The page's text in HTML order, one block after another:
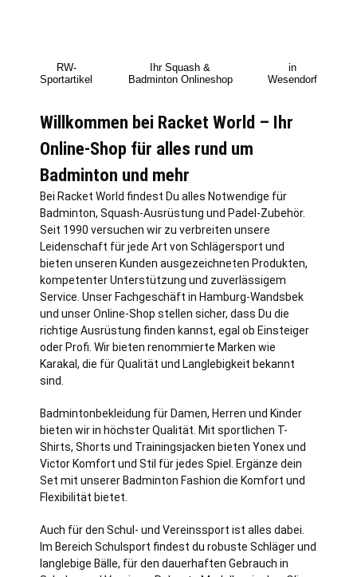
RW-
Sportartikel
Ihr Squash &
Badminton Onlineshop
in
Wesendorf
Willkommen bei Racket World – Ihr
Online-Shop für alles rund um
Badminton und mehr
Bei Racket World findest Du alles Notwendige für
Badminton, Squash-Ausrüstung und Padel-Zubehör.
Seit 1990 versuchen wir zu verbreiten unsere
Leidenschaft für jede Art von Schlägersport und
bieten unseren Kunden ausgezeichneten Produkten,
kompetenter Unterstützung und zuverlässigem
Service. Unser Fachgeschäft in Hamburg-Wandsbek
und unser Online-Shop stellen sicher, dass Du die
richtige Ausrüstung finden kannst, egal ob Einsteiger
oder Profi. Wir bieten renommierte Marken wie
Karakal, die für Qualität und Langlebigkeit bekannt
sind.
Badmintonbekleidung für Damen, Herren und Kinder
bieten wir in höchster Qualität. Mit sportlichen T-
Shirts, Shorts und Trainingsjacken bieten Yonex und
Victor Komfort und Stil für jedes Spiel. Ergänze dein
Set mit unserer Badminton Fashion die Komfort und
Flexibilität bietet.
Auch für den Schul- und Vereinssport ist alles dabei.
Im Bereich Schulsport findest du robuste Schläger und
langlebige Bälle, für den dauerhaften Gebrauch in